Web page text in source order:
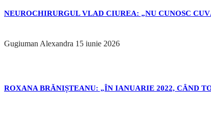
NEUROCHIRURGUL VLAD CIUREA: „NU CUNOSC
Gugiuman Alexandra 15 iunie 2026
ROXANA BRĂNIȘTEANU: „ÎN IANUARIE 2022, CÂND